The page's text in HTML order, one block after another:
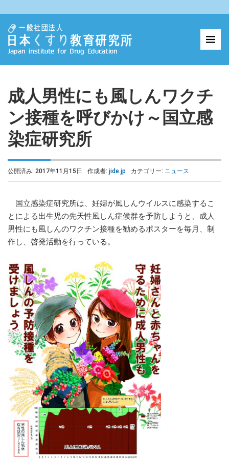
成人男性にも風しんワクチ
ン接種を呼びかけ～国立感
染症研究所
公開済み: 2017年11月15日 作成者: jide.jp カテゴリー: ニュース
国立感染症研究所は、妊婦が風しんウイルスに感染するこ
とによる出生児の先天性風しん症候群を予防しようと、成人
男性にも風しんのワクチン接種を勧めるポスターを毎月、制
作し、啓発活動を行っている。